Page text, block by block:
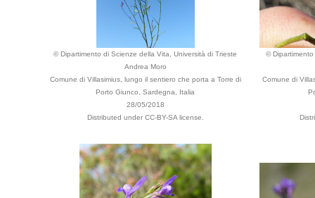
© Dipartimento di Scienze della Vita, Università di Trieste
Andrea Moro
Comune di Villasimius, lungo il sentiero che porta a Torre di
Porto Giunco, Sardegna, Italia
28/05/2018
Distributed under CC-BY-SA license.
©
Comune di